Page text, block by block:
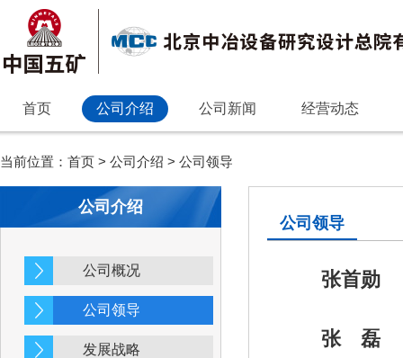
首页 公司介绍 公司新闻 经营动态
当前位置： 首页 > 公司介绍 > 公司领导
公司介绍
公司概况
公司领导
发展战略
公司领导
张首勋
张 磊